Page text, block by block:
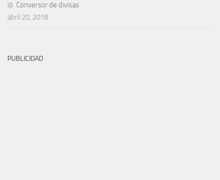
Conversor de divisas
abril 20, 2018
PUBLICIDAD